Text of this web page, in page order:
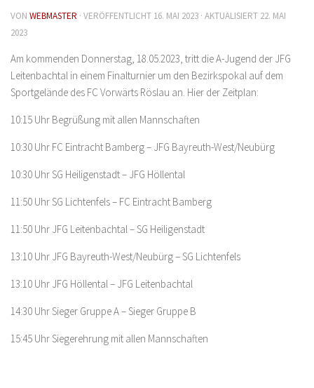
VON WEBMASTER · VERÖFFENTLICHT 16. MAI 2023 · AKTUALISIERT 22. MAI
2023
Am kommenden Donnerstag, 18.05.2023, tritt die A-Jugend der JFG
Leitenbachtal in einem Finalturnier um den Bezirkspokal auf dem
Sportgelände des FC Vorwärts Röslau an. Hier der Zeitplan:
10:15 Uhr Begrüßung mit allen Mannschaften
10:30 Uhr FC Eintracht Bamberg – JFG Bayreuth-West/Neubürg
10:30 Uhr SG Heiligenstadt – JFG Höllental
11:50 Uhr SG Lichtenfels – FC Eintracht Bamberg
11:50 Uhr JFG Leitenbachtal – SG Heiligenstadt
13:10 Uhr JFG Bayreuth-West/Neubürg – SG Lichtenfels
13:10 Uhr JFG Höllental – JFG Leitenbachtal
14:30 Uhr Sieger Gruppe A – Sieger Gruppe B
15:45 Uhr Siegerehrung mit allen Mannschaften